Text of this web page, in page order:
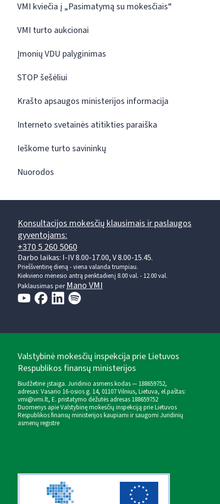
VMI kviečia į „Pasimatymą su mokesčiais“
VMI turto aukcionai
Įmonių VDU palyginimas
STOP šešėliui
Krašto apsaugos ministerijos informacija
Interneto svetainės atitikties paraiška
Ieškome turto savininkų
Nuorodos
Konsultacijos mokesčių klausimais ir paslaugos
gyventojams:
+370 5 260 5060
Darbo laikas: I-IV 8.00-17.00, V 8.00-15.45.
Prieššventinę dieną - viena valanda trumpiau.
Kiekvieno mėnesio antrą penktadienį 8.00 val. - 12.00 val.
Paklausimas perMano VMI
Valstybinė mokesčių inspekcija prie Lietuvos
Respublikos finansų ministerijos
Biudžetinė įstaiga. Juridinio asmens kodas — 188659752,
adresas: Vasario 16-osios g. 14, 01107 Vilnius, Lietuva, el.paštas:
vmi@vmi.lt, E. pristatymo dėžutės adresas 188659752
Duomenys apie Valstybinę mokesčių inspekciją prie Lietuvos
Respublikos finansų ministerijos kaupiami ir saugomi Juridinių
asmenų registre